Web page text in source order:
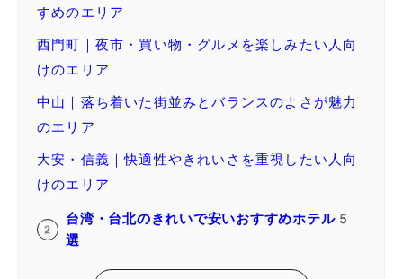
すめのエリア
西門町｜夜市・買い物・グルメを楽しみたい人向
けのエリア
中山｜落ち着いた街並みとバランスのよさが魅力
のエリア
大安・信義｜快適性やきれいさを重視したい人向
けのエリア
台湾・台北のきれいで安いおすすめホテル5
選